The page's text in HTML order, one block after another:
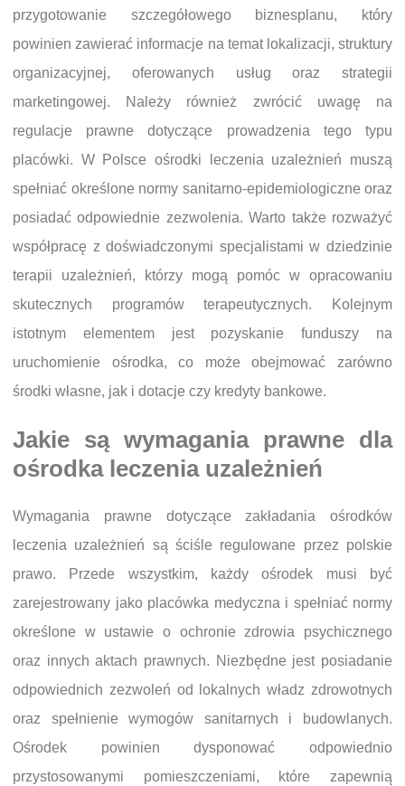
przygotowanie szczegółowego biznesplanu, który
powinien zawierać informacje na temat lokalizacji, struktury
organizacyjnej, oferowanych usług oraz strategii
marketingowej. Należy również zwrócić uwagę na
regulacje prawne dotyczące prowadzenia tego typu
placówki. W Polsce ośrodki leczenia uzależnień muszą
spełniać określone normy sanitarno-epidemiologiczne oraz
posiadać odpowiednie zezwolenia. Warto także rozważyć
współpracę z doświadczonymi specjalistami w dziedzinie
terapii uzależnień, którzy mogą pomóc w opracowaniu
skutecznych programów terapeutycznych. Kolejnym
istotnym elementem jest pozyskanie funduszy na
uruchomienie ośrodka, co może obejmować zarówno
środki własne, jak i dotacje czy kredyty bankowe.
Jakie są wymagania prawne dla
ośrodka leczenia uzależnień
Wymagania prawne dotyczące zakładania ośrodków
leczenia uzależnień są ściśle regulowane przez polskie
prawo. Przede wszystkim, każdy ośrodek musi być
zarejestrowany jako placówka medyczna i spełniać normy
określone w ustawie o ochronie zdrowia psychicznego
oraz innych aktach prawnych. Niezbędne jest posiadanie
odpowiednich zezwoleń od lokalnych władz zdrowotnych
oraz spełnienie wymogów sanitarnych i budowlanych.
Ośrodek powinien dysponować odpowiednio
przystosowanymi pomieszczeniami, które zapewnią